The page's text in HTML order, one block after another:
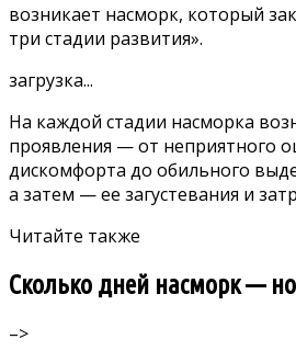
возникает насморк, который
три стадии развития».
загрузка...
На каждой стадии насморка
проявления — от неприятного
дискомфорта до обильного
а затем — ее загустевания и
Читайте также
Сколько дней насморк —
–>